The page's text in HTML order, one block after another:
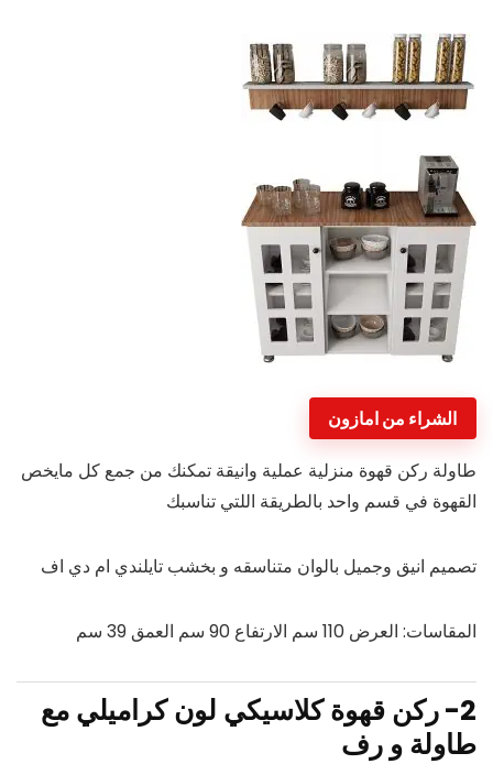
الشراء من امازون
طاولة ركن قهوة منزلية عملية وانيقة تمكنك من جمع كل مايخص
القهوة في قسم واحد بالطريقة اللتي تناسبك
تصميم انيق وجميل بالوان متناسقه و بخشب تايلندي ام دي اف
المقاسات: العرض 110 سم الارتفاع 90 سم العمق 39 سم
2-
ركن قهوة كلاسيكي لون كراميلي مع
طاولة و رف